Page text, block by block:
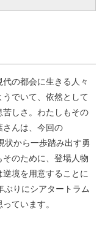
の都会に生きる人々
でいて、依然として
しさ。わたしもその
んは、今回の
状から一歩踏み出す勇
のために、登場人物
境を用意することに
りにシアタートラム
ています。